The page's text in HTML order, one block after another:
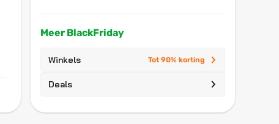
Meer BlackFriday
Winkels Tot 90% korting
Deals